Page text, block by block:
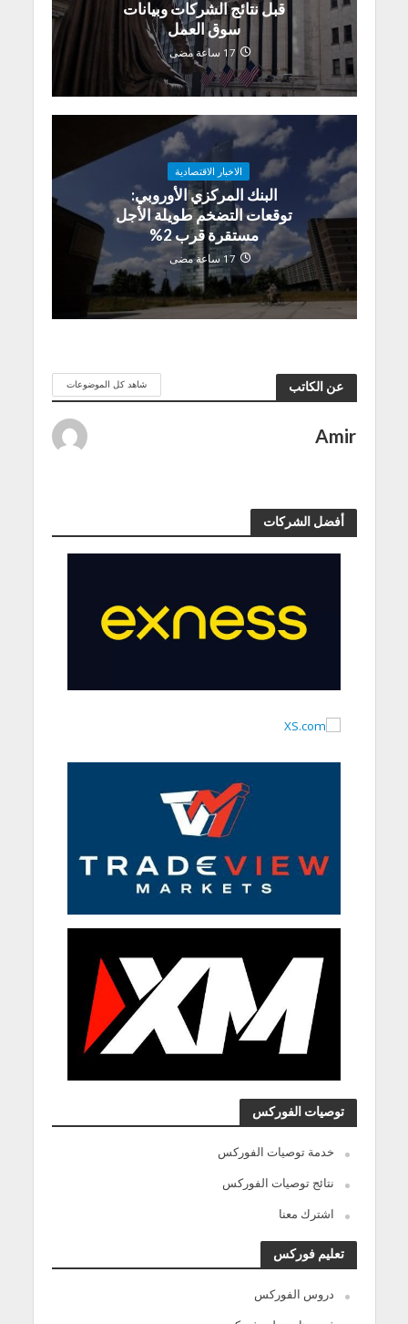
قبل نتائج الشركات وبيانات
سوق العمل
17 ساعة مضى
الاخبار الاقتصادية
البنك المركزي الأوروبي:
توقعات التضخم طويلة الأجل
مستقرة قرب 2%
17 ساعة مضى
عن الكاتب شاهد كل الموضوعات
Amir
أفضل الشركات
توصيات الفوركس
خدمة توصيات الفوركس
نتائج توصيات الفوركس
اشترك معنا
تعليم فوركس
دروس الفوركس